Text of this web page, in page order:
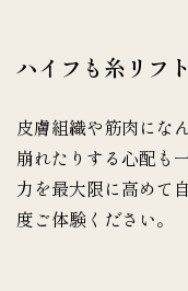
ハイフも糸リフ
皮膚組織や筋肉にな
崩れたりする心配も
力を最大限に高めて
度ご体験ください。